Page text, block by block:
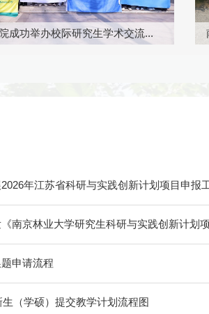
法金融主题教育... 南京林业大
申请流程
生（学硕）提交教学计划流程图